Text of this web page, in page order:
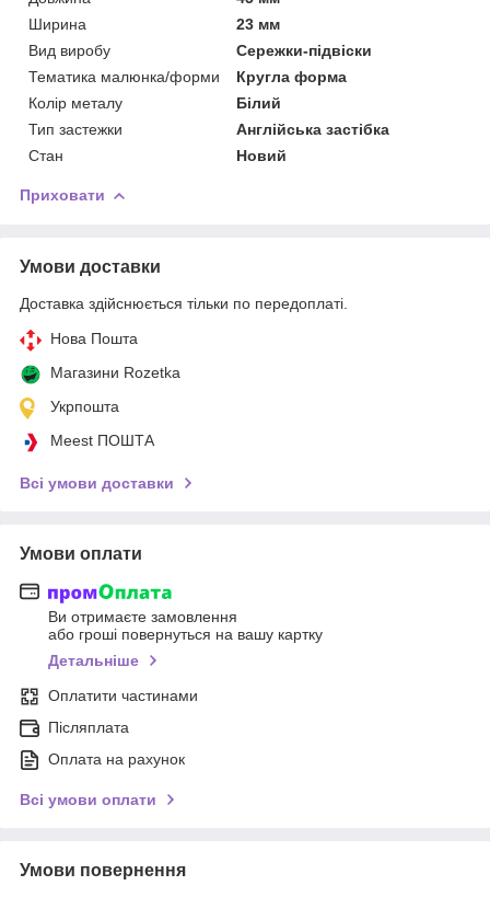
Ширина
23 мм
Вид виробу
Сережки-підвіски
Тематика малюнка/форми
Кругла форма
Колір металу
Білий
Тип застежки
Англійська застібка
Стан
Новий
Приховати
Умови доставки
Доставка здійснюється тільки по передоплаті.
Нова Пошта
Магазини Rozetka
Укрпошта
Meest ПОШТА
Всі умови доставки
Умови оплати
Ви отримаєте замовлення
або гроші повернуться на вашу картку
Детальніше
Оплатити частинами
Післяплата
Оплата на рахунок
Всі умови оплати
Умови повернення